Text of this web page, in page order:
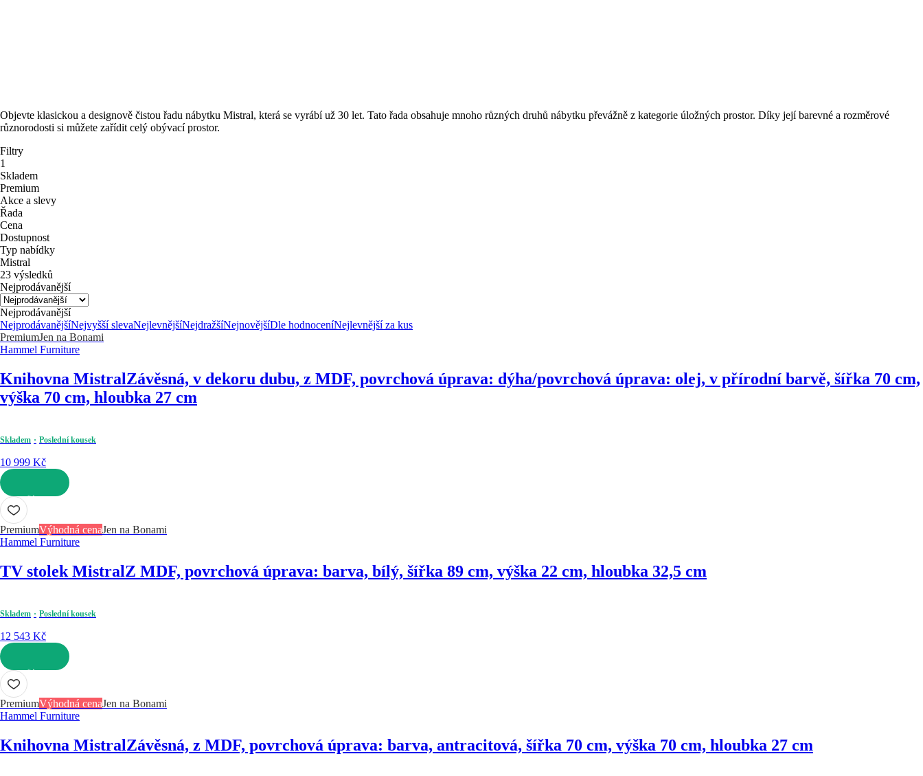
Objevte klasickou a designově čistou řadu nábytku Mistral, která se vyrábí už 30 let. Tato řada obsahuje mnoho různých druhů nábytku převážně z kategorie úložných prostor. Díky její barevné a rozměrové
různorodosti si můžete zařídit celý obývací prostor.
Filtry
1
Skladem
Premium
Akce a slevy
Řada
Cena
Dostupnost
Typ nabídky
Mistral
23 výsledků
Nejprodávanější
Nejprodávanější
NejprodávanějšíNejvyšší slevaNejlevnějšíNejdražšíNejnovějšíDle hodnoceníNejlevnější za kus
PremiumJen na Bonami
Hammel Furniture
Knihovna Mistral Závěsná, v dekoru dubu, z MDF, povrchová úprava: dýha/povrchová úprava: olej, v přírodní barvě, šířka 70 cm,
výška 70 cm, hloubka 27 cm
Skladem Poslední kousek
10 999 Kč
DO KOŠÍKU
PremiumVýhodná cenaJen na Bonami
Hammel Furniture
TV stolek MistralZ MDF, povrchová úprava: barva, bílý, šířka 89 cm, výška 22 cm, hloubka 32,5 cm
Skladem Poslední kousek
12 543 Kč
DO KOŠÍKU
PremiumVýhodná cenaJen na Bonami
Hammel Furniture
Knihovna MistralZávěsná, z MDF, povrchová úprava: barva, antracitová, šířka 70 cm, výška 70 cm, hloubka 27 cm